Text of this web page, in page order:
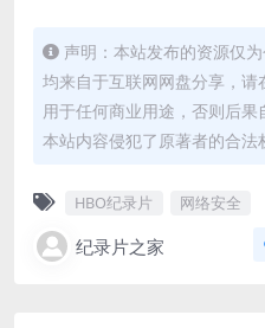
声明：本站发布的资源仅
均来自于互联网网盘分享，
用于任何商业用途，否则后
本站内容侵犯了原著者的合法
HBO纪录片 网络安全
纪录片之家